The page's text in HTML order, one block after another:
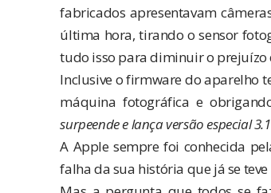
fabricados apresentavam
última hora, tirando o sensor
tudo isso para diminuir o prejuízo
Inclusive o firmware do aparelho
máquina fotográfica e
surpeende e lança versão especial
A Apple sempre foi conhecida
falha da sua história que já se